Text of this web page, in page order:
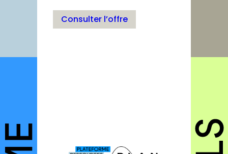
Chartes
Publications
Consulter l’offre